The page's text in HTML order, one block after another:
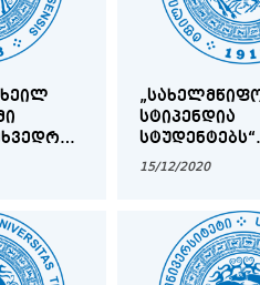
-
-
ᲡᲢᲘᲞᲔᲜᲓᲘᲐ
ᲡᲢᲣᲓᲔᲜᲢᲔᲑᲡ“
ᲙᲝᲜᲙᲣᲠᲡᲘᲡ
15/12/2020